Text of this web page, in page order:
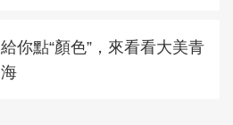
給你點“顏色”，來看看大美青
海